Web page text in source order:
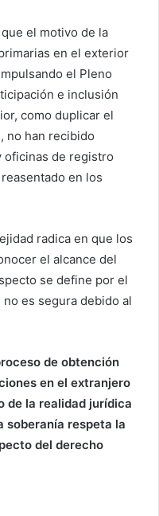
el motivo de la
en el exterior
el Pleno
e inclusión
como duplicar el
no han recibido
oficinas de registro
en los
radica en que los
el alcance del
se define por el
es segura debido al
de obtención
en el extranjero
de la realidad jurídica
soberanía respeta la
del derecho